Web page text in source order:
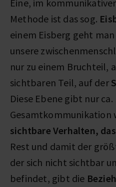
Eine, im
Methode ist das sog.
einem Eisberg geht
unsere
nur zu einem Bruchteil,
sichtbaren Teil, auf der
Diese Ebene gibt nur
Gesamtkommunikation
sichtbare Verhalten,
Rest und damit der
der sich nicht sichtbar
befindet, gibt die